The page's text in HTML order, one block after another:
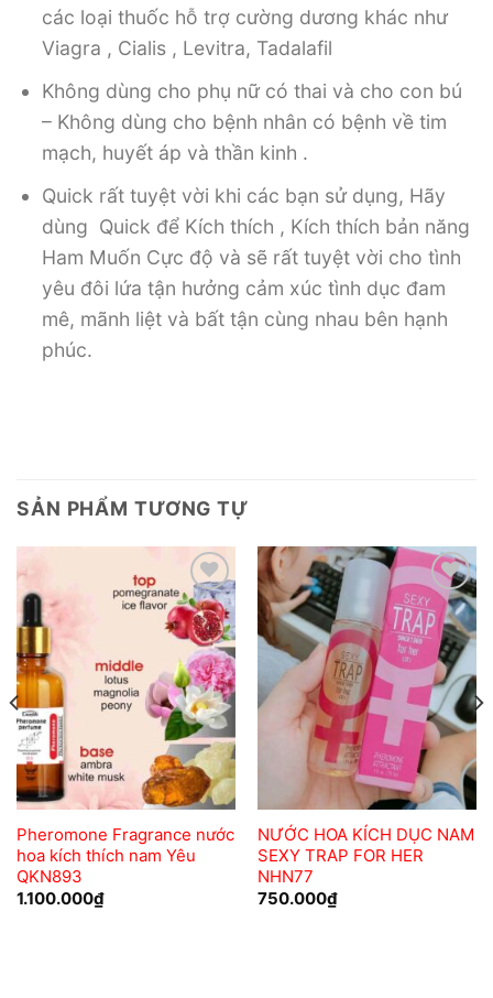
các loại thuốc hỗ trợ cường dương khác như
Viagra , Cialis , Levitra, Tadalafil
Không dùng cho phụ nữ có thai và cho con bú
– Không dùng cho bệnh nhân có bệnh về tim
mạch, huyết áp và thần kinh .
Quick rất tuyệt vời khi các bạn sử dụng, Hãy
dùng Quick để Kích thích , Kích thích bản năng
Ham Muốn Cực độ và sẽ rất tuyệt vời cho tình
yêu đôi lứa tận hưởng cảm xúc tình dục đam
mê, mãnh liệt và bất tận cùng nhau bên hạnh
phúc.
SẢN PHẨM TƯƠNG TỰ
Add to
wishlist
Pheromone Fragrance nước
hoa kích thích nam Yêu
QKN893
1.100.000₫
Add to
wishlist
NƯỚC HOA KÍCH DỤC NAM
SEXY TRAP FOR HER
NHN77
750.000₫